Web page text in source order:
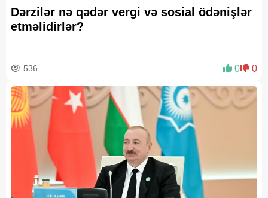
Dərzilər nə qədər vergi və sosial ödənişlər
etməlidirlər?
536 0 0